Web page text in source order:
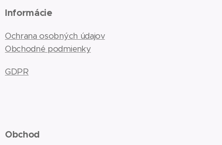
Informácie
Ochrana osobných údajov
Obchodné podmienky
GDPR
Obchod